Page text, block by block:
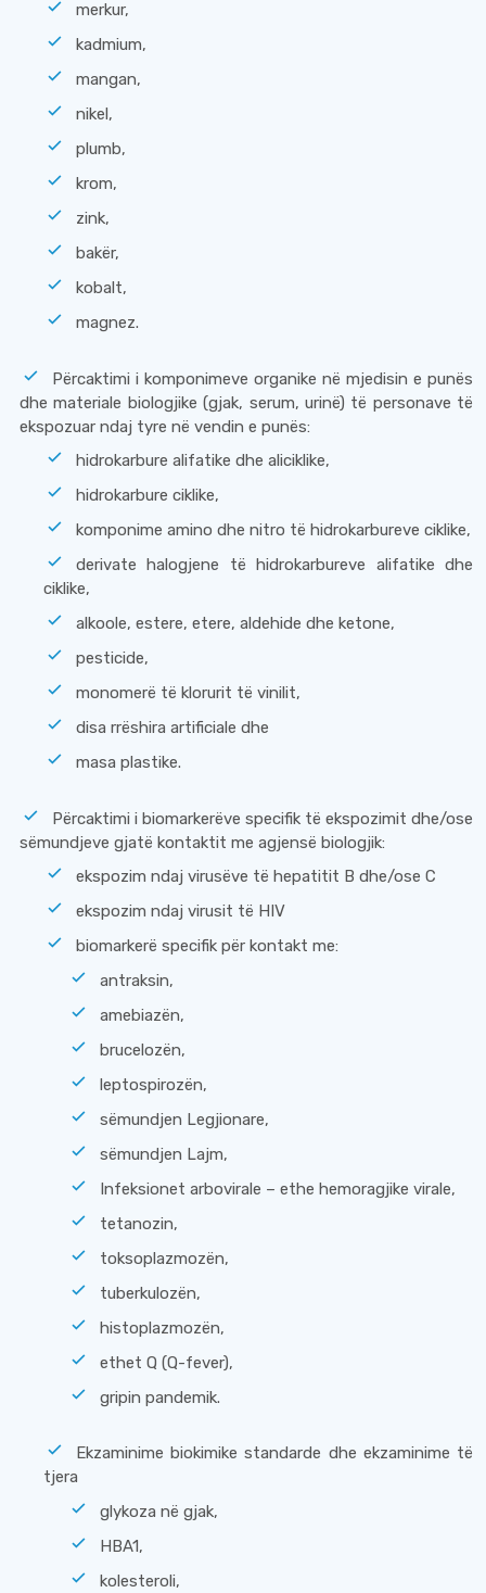
merkur,
kadmium,
mangan,
nikel,
plumb,
krom,
zink,
bakër,
kobalt,
magnez.
Përcaktimi i komponimeve organike në mjedisin e punës
dhe materiale biologjike (gjak, serum, urinë) të personave të
ekspozuar ndaj tyre në vendin e punës:
hidrokarbure alifatike dhe aliciklike,
hidrokarbure ciklike,
komponime amino dhe nitro të hidrokarbureve ciklike,
derivate halogjene të hidrokarbureve alifatike dhe
ciklike,
alkoole, estere, etere, aldehide dhe ketone,
pesticide,
monomerë të klorurit të vinilit,
disa rrëshira artificiale dhe
masa plastike.
Përcaktimi i biomarkerëve specifik të ekspozimit dhe/ose
sëmundjeve gjatë kontaktit me agjensë biologjik:
ekspozim ndaj virusëve të hepatitit B dhe/ose C
ekspozim ndaj virusit të HIV
biomarkerë specifik për kontakt me:
antraksin,
amebiazën,
brucelozën,
leptospirozën,
sëmundjen Legjionare,
sëmundjen Lajm,
Infeksionet arbovirale – ethe hemoragjike virale,
tetanozin,
toksoplazmozën,
tuberkulozën,
histoplazmozën,
ethet Q (Q-fever),
gripin pandemik.
Ekzaminime biokimike standarde dhe ekzaminime të
tjera
glykoza në gjak,
HBA1,
kolesteroli,